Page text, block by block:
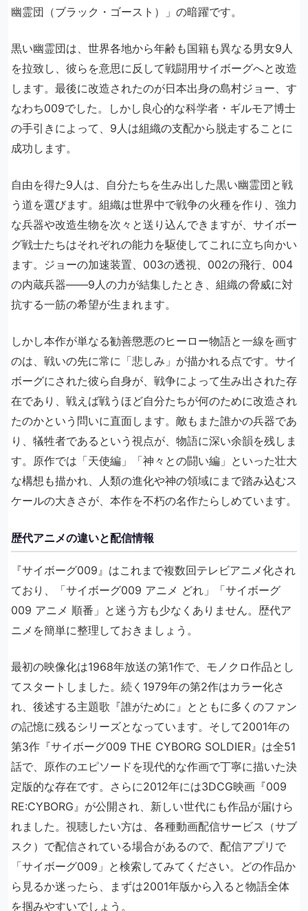
幽霊団（ブラック・ゴースト）」の暗躍です。
黒い幽霊団は、世界各地から年齢も国籍も異なる男女9人
を拉致し、彼らを意思に反して戦闘用サイボーグへと改造
します。最後に改造されたのが日本出身の島村ジョー、す
なわち009でした。しかし良心的な科学者・ギルモア博士
の手引きによって、9人は組織の支配から脱走することに
成功します。
自由を得た9人は、自分たちを生み出した黒い幽霊団と戦
う道を選びます。組織は世界中で戦争の火種を作り、強力
な兵器や改造生物を次々と送り込んできますが、サイボー
グ戦士たちはそれぞれの能力を駆使してこれに立ち向かい
ます。ジョーの加速装置、003の透視、002の飛行、004
の内蔵兵器――9人の力が結集したとき、組織の脅威に対
抗する一筋の希望が生まれます。
しかし本作が単なる勧善懲悪のヒーロー物語と一線を画す
のは、戦いの先に常に「悲しみ」が描かれる点です。サイ
ボーグにされた彼ら自身が、戦争によって生み出された存
在であり、戦えば戦うほど自分たちが何のために改造され
たのかという問いに直面します。敵もまた誰かの兵器であ
り、犠牲者であるという視点が、物語に深い余韻を残しま
す。原作では「天使編」「神々との闘い編」といった壮大
な構想も描かれ、人類の進化や神の領域にまで踏み込むス
ケールの大きさが、本作を不朽の名作たらしめています。
歴代アニメの違いと配信情報
『サイボーグ009』はこれまで複数回テレビアニメ化され
ており、「サイボーグ009 アニメ どれ」「サイボーグ
009 アニメ 順番」と迷う方も少なくありません。歴代ア
ニメを簡単に整理しておきましょう。
最初の映像化は1968年放送の第1作で、モノクロ作品とし
てスタートしました。続く1979年の第2作はカラー化さ
れ、後述する主題歌『誰がために』とともに多くのファン
の記憶に残るシリーズとなっています。そして2001年の
第3作『サイボーグ009 THE CYBORG SOLDIER』は全51
話で、原作のエピソードを現代的な作画で丁寧に描いた決
定版的な存在です。さらに2012年には3DCG映画『009
RE:CYBORG』が公開され、新しい世代にも作品が届けら
れました。視聴したい方は、各種動画配信サービス（サブ
スク）で配信されている場合があるので、配信アプリで
「サイボーグ009」と検索してみてください。どの作品か
ら見るか迷ったら、まずは2001年版から入ると物語全体
を掴みやすいでしょう。